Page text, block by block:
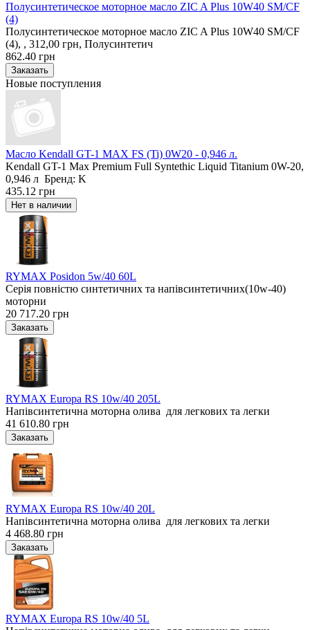
Полусинтетическое моторное масло ZIC A Plus 10W40 SM/CF
(4)
Полусинтетическое моторное масло ZIC A Plus 10W40 SM/CF
(4), , 312,00 грн, Полусинтетич
862.40 грн
Новые поступления
Масло Kendall GT-1 MAX FS (Ti) 0W20 - 0,946 л.
Kendall GT-1 Max Premium Full Syntethic Liquid Titanium 0W-20,
0,946 л Бренд: K
435.12 грн
RYMAX Posidon 5w/40 60L
Серія повністю синтетичних та напівсинтетичних(10w-40)
моторни
20 717.20 грн
RYMAX Europa RS 10w/40 205L
Напівсинтетична моторна олива для легкових та легки
41 610.80 грн
RYMAX Europa RS 10w/40 20L
Напівсинтетична моторна олива для легкових та легки
4 468.80 грн
RYMAX Europa RS 10w/40 5L